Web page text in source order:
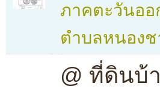
ภาคตะวันออ
ตำบลหนองช
@ ที่ดินบ้